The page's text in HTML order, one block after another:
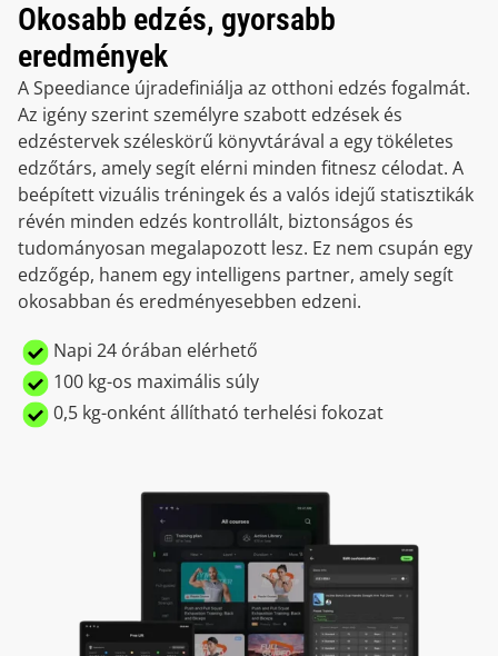
Okosabb edzés, gyorsabb
eredmények
A Speediance újradefiniálja az otthoni edzés fogalmát.
Az igény szerint személyre szabott edzések és
edzéstervek széleskörű könyvtárával a egy tökéletes
edzőtárs, amely segít elérni minden fitnesz célodat. A
beépített vizuális tréningek és a valós idejű statisztikák
révén minden edzés kontrollált, biztonságos és
tudományosan megalapozott lesz. Ez nem csupán egy
edzőgép, hanem egy intelligens partner, amely segít
okosabban és eredményesebben edzeni.
Napi 24 órában elérhető
100 kg-os maximális súly
0,5 kg-onként állítható terhelési fokozat